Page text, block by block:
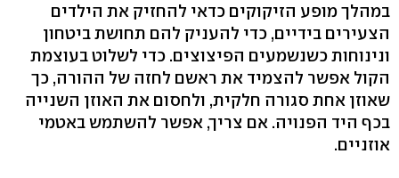
במהלך מופע הזיקוקים כדאי להחזיק את הילדים
הצעירים בידיים, כדי להעניק להם תחושת ביטחון
ונינוחות כשנשמעים הפיצוצים. כדי לשלוט בעוצמת
הקול אפשר להצמיד את ראשם לחזה של ההורה, כך
שאוזן אחת סגורה חלקית, ולחסום את האוזן השנייה
בכף היד הפנויה. אם צריך, אפשר להשתמש באטמי
אוזניים.